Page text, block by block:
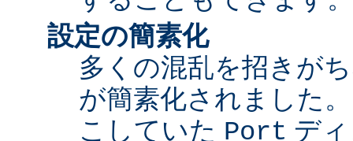
設定の簡素化
多くの混乱を招きが
が簡素化されました
こしていた Port デ